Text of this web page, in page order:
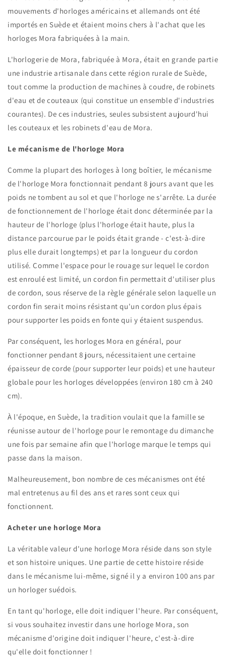
mouvements d'horloges américains et allemands ont été
importés en Suède et étaient moins chers à l'achat que les
horloges Mora fabriquées à la main.
L'horlogerie de Mora, fabriquée à Mora, était en grande partie
une industrie artisanale dans cette région rurale de Suède,
tout comme la production de machines à coudre, de robinets
d'eau et de couteaux (qui constitue un ensemble d'industries
courantes). De ces industries, seules subsistent aujourd'hui
les couteaux et les robinets d'eau de Mora.
Le mécanisme de l'horloge Mora
Comme la plupart des horloges à long boîtier, le mécanisme
de l'horloge Mora fonctionnait pendant 8 jours avant que les
poids ne tombent au sol et que l'horloge ne s'arrête. La durée
de fonctionnement de l'horloge était donc déterminée par la
hauteur de l'horloge (plus l'horloge était haute, plus la
distance parcourue par le poids était grande - c'est-à-dire
plus elle durait longtemps) et par la longueur du cordon
utilisé. Comme l'espace pour le rouage sur lequel le cordon
est enroulé est limité, un cordon fin permettait d'utiliser plus
de cordon, sous réserve de la règle générale selon laquelle un
cordon fin serait moins résistant qu'un cordon plus épais
pour supporter les poids en fonte qui y étaient suspendus.
Par conséquent, les horloges Mora en général, pour
fonctionner pendant 8 jours, nécessitaient une certaine
épaisseur de corde (pour supporter leur poids) et une hauteur
globale pour les horloges développées (environ 180 cm à 240
cm).
À l'époque, en Suède, la tradition voulait que la famille se
réunisse autour de l'horloge pour le remontage du dimanche
une fois par semaine afin que l'horloge marque le temps qui
passe dans la maison.
Malheureusement, bon nombre de ces mécanismes ont été
mal entretenus au fil des ans et rares sont ceux qui
fonctionnent.
Acheter une horloge Mora
La véritable valeur d'une horloge Mora réside dans son style
et son histoire uniques. Une partie de cette histoire réside
dans le mécanisme lui-même, signé il y a environ 100 ans par
un horloger suédois.
En tant qu'horloge, elle doit indiquer l'heure. Par conséquent,
si vous souhaitez investir dans une horloge Mora, son
mécanisme d'origine doit indiquer l'heure, c'est-à-dire
qu'elle doit fonctionner !